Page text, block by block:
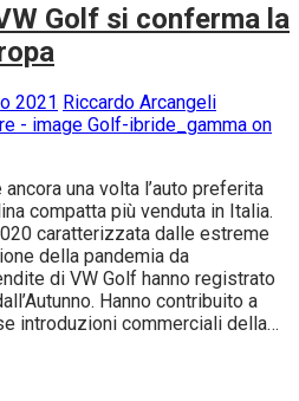
Golf si conferma la
2021 Riccardo Arcangeli
una volta l’auto preferita
compatta più venduta in Italia.
caratterizzata dalle estreme
della pandemia da
di VW Golf hanno registrato
Hanno contribuito a
introduzioni commerciali della…